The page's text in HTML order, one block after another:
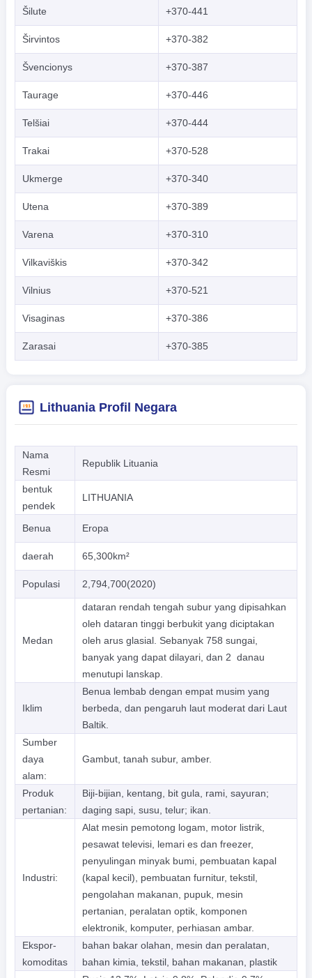
Šilute +370-441
Širvintos +370-382
Švencionys +370-387
Taurage +370-446
Telšiai +370-444
Trakai +370-528
Ukmerge +370-340
Utena +370-389
Varena +370-310
Vilkaviškis +370-342
Vilnius +370-521
Visaginas +370-386
Zarasai +370-385
Lithuania Profil Negara
Nama
Resmi
Republik Lituania
bentuk
pendek
LITHUANIA
Benua Eropa
daerah 65,300km²
Populasi 2,794,700(2020)
Medan
dataran rendah tengah subur yang dipisahkan
oleh dataran tinggi berbukit yang diciptakan
oleh arus glasial. Sebanyak 758 sungai,
banyak yang dapat dilayari, dan 2 danau
menutupi lanskap.
Iklim
Benua lembab dengan empat musim yang
berbeda, dan pengaruh laut moderat dari Laut
Baltik.
Sumber
daya
alam:
Gambut, tanah subur, amber.
Produk
pertanian:
Biji-bijian, kentang, bit gula, rami, sayuran;
daging sapi, susu, telur; ikan.
Industri:
Alat mesin pemotong logam, motor listrik,
pesawat televisi, lemari es dan freezer,
penyulingan minyak bumi, pembuatan kapal
(kapal kecil), pembuatan furnitur, tekstil,
pengolahan makanan, pupuk, mesin
pertanian, peralatan optik, komponen
elektronik, komputer, perhiasan ambar.
Ekspor-
komoditas
bahan bakar olahan, mesin dan peralatan,
bahan kimia, tekstil, bahan makanan, plastik